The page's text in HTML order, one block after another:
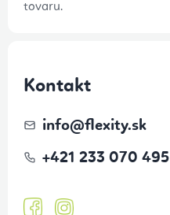
tovaru.
Kontakt
info@flexity.sk
+421 233 070 495